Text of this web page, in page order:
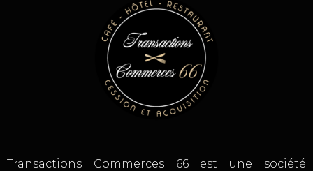
Transactions Commerces 66 est une société